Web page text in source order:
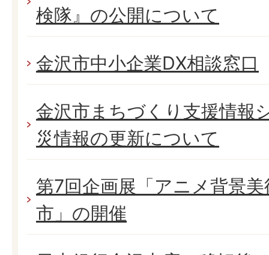
検隊』の公開について
金沢市中小企業DX相談窓口
金沢市まちづくり支援情報
災情報の更新について
第7回企画展「アニメ背景
市」の開催